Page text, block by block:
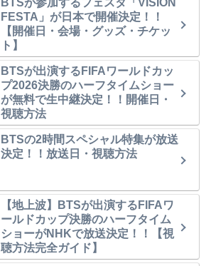
FESTA」が日本で開催決定！！
【開催日・会場・グッズ・チケッ
ト】
BTSが出演するFIFAワールドカッ
プ2026決勝のハーフタイムショー
が無料で生中継決定！！開催日・
視聴方法
BTSの2時間スペシャル特集が放送
決定！！放送日・視聴方法
【地上波】BTSが出演するFIFAワ
ールドカップ決勝のハーフタイム
ショーがNHKで放送決定！！【視
聴方法完全ガイド】